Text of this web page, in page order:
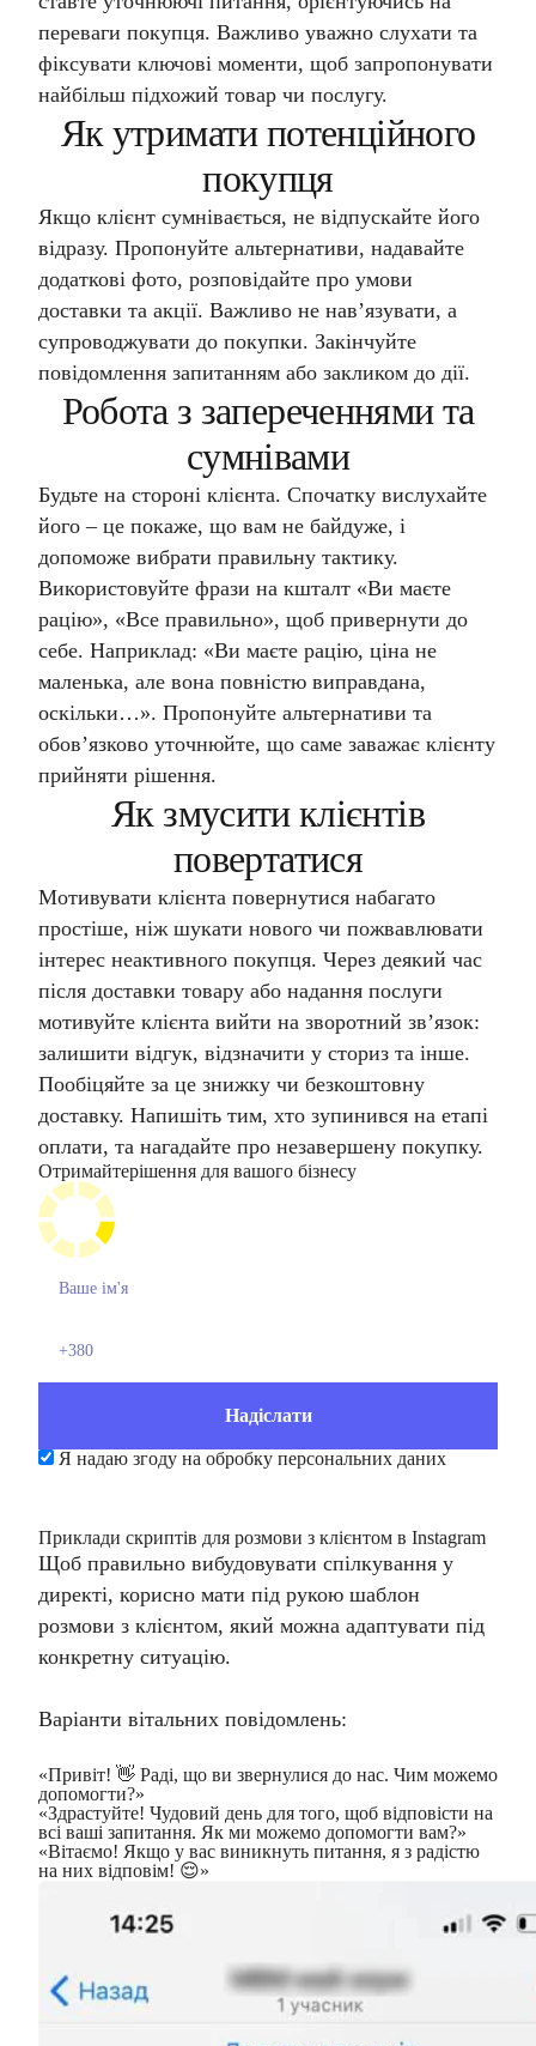
переваги покупця. Важливо уважно слухати та
фіксувати ключові моменти, щоб запропонувати
найбільш підхожий товар чи послугу.
Як утримати потенційного
покупця
Якщо клієнт сумнівається, не відпускайте його
відразу. Пропонуйте альтернативи, надавайте
додаткові фото, розповідайте про умови
доставки та акції. Важливо не нав’язувати, а
супроводжувати до покупки. Закінчуйте
повідомлення запитанням або закликом до дії.
Робота з запереченнями та
сумнівами
Будьте на стороні клієнта. Спочатку вислухайте
його – це покаже, що вам не байдуже, і
допоможе вибрати правильну тактику.
Використовуйте фрази на кшталт «Ви маєте
рацію», «Все правильно», щоб привернути до
себе. Наприклад: «Ви маєте рацію, ціна не
маленька, але вона повністю виправдана,
оскільки…». Пропонуйте альтернативи та
обов’язково уточнюйте, що саме заважає клієнту
прийняти рішення.
Як змусити клієнтів
повертатися
Мотивувати клієнта повернутися набагато
простіше, ніж шукати нового чи пожвавлювати
інтерес неактивного покупця. Через деякий час
після доставки товару або надання послуги
мотивуйте клієнта вийти на зворотний зв’язок:
залишити відгук, відзначити у сториз та інше.
Пообіцяйте за це знижку чи безкоштовну
доставку. Напишіть тим, хто зупинився на етапі
оплати, та нагадайте про незавершену покупку.
Отримайтерішення для вашого бізнесу
Я надаю згоду на обробку персональних даних
Приклади скриптів для розмови з клієнтом в Instagram
Щоб правильно вибудовувати спілкування у
директі, корисно мати під рукою шаблон
розмови з клієнтом, який можна адаптувати під
конкретну ситуацію.
Варіанти вітальних повідомлень:
«Привіт! 👋 Раді, що ви звернулися до нас. Чим можемо
допомогти?»
«Здрастуйте! Чудовий день для того, щоб відповісти на
всі ваші запитання. Як ми можемо допомогти вам?»
«Вітаємо! Якщо у вас виникнуть питання, я з радістю
на них відповім! 😌»